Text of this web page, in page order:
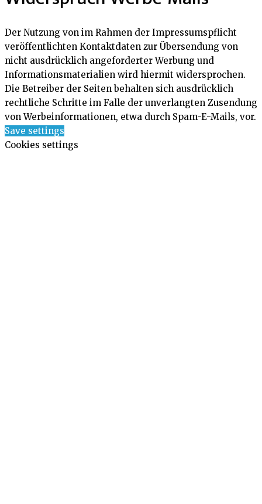
Der Nutzung von im Rahmen der Impressumspflicht
veröffentlichten Kontaktdaten zur Übersendung von
nicht ausdrücklich angeforderter Werbung und
Informationsmaterialien wird hiermit widersprochen.
Die Betreiber der Seiten behalten sich ausdrücklich
rechtliche Schritte im Falle der unverlangten Zusendung
von Werbeinformationen, etwa durch Spam-E-Mails, vor.
Save settings
Cookies settings